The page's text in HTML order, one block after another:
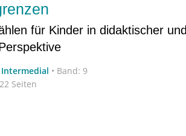
für Kinder in didaktischer und
• Band: 9
Seiten